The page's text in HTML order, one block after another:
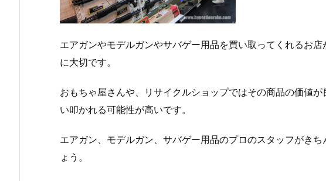
エアガンやモデルガンやサバゲー用品を買い取ってくれるお店
に大切です。
おもちゃ屋さんや、リサイクルショップではその商品の価値
い叩かれる可能性が高いです。
エアガン、モデルガン、サバゲー用品のプロのスタッフがき
ょう。